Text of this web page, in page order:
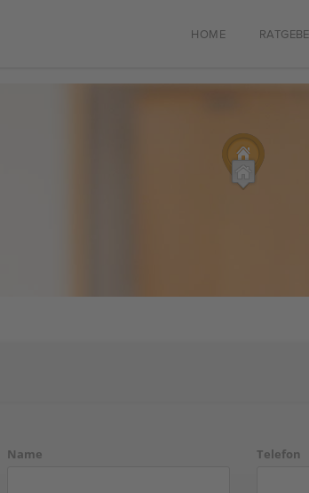
HOME
Name Telefon